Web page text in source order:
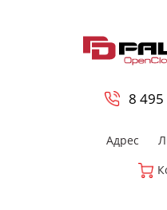
8
Адрес